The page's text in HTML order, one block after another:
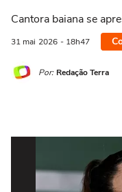
Cantora baiana se
31 mai 2026 - 18h47
Por: Redação Terra